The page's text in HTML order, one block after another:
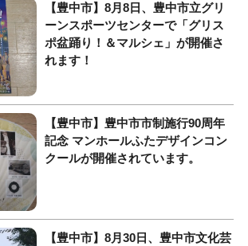
【豊中市】8月8日、豊中市立グリ
ーンスポーツセンターで「グリス
ポ盆踊り！＆マルシェ」が開催さ
れます！
【豊中市】豊中市市制施行90周年
記念 マンホールふたデザインコン
クールが開催されています。
【豊中市】8月30日、豊中市文化芸